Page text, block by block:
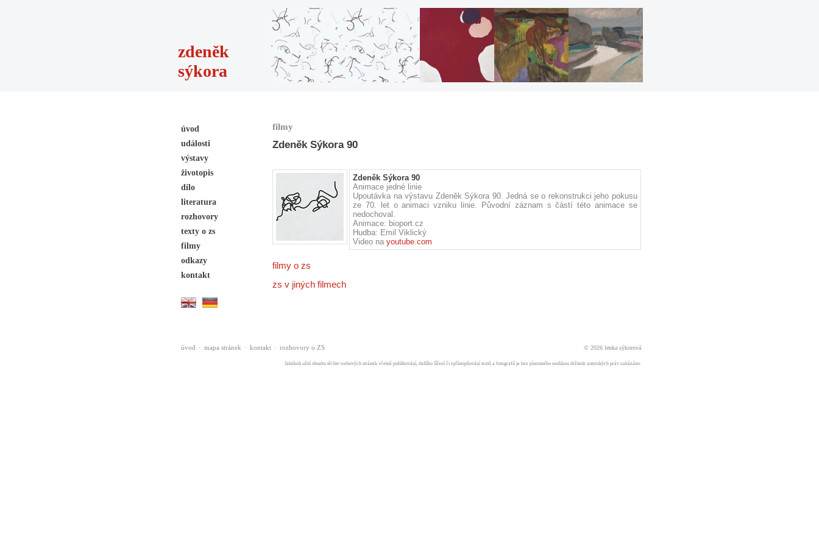
zdeněk
sýkora
úvod
události
výstavy
životopis
dílo
literatura
rozhovory
texty o zs
filmy
odkazy
kontakt
filmy
Zdeněk Sýkora 90
Zdeněk Sýkora 90
Animace jedné linie
Upoutávka na výstavu Zdeněk Sýkora 90. Jedná se o rekonstrukci jeho pokusu
ze 70. let o animaci vzniku linie. Původní záznam s částí této animace se
nedochoval.
Animace: bioport.cz
Hudba: Emil Viklický
Video na youtube.com
filmy o zs
zs v jiných filmech
© 2026 lenka sýkorová
úvod · mapa stránek · kontakt · rozhovory o ZS
Jakékoli užití obsahu těchto webových stránek včetně publikování, dalšího šíření či zpřístupňování textů a fotografií je bez písemného souhlasu držitele autorských práv zakázáno.